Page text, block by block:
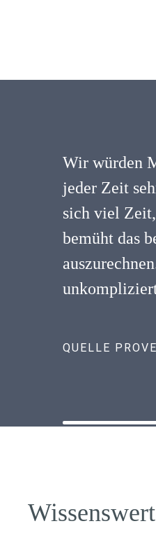
Wir würden
jeder Zeit
sich viel
bemüht das
QUELLE